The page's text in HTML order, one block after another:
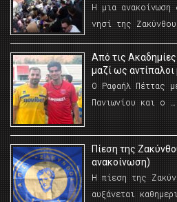
Η μια ανακοίνωση
νησί της
Από τις
μαζί ως αντίπαλοι
Ο Ραφαήλ Πέττας
Πανιωνίου και ο …
Πίεση της
ανακοίνωση)
Η πίεση της
αυξάνεται